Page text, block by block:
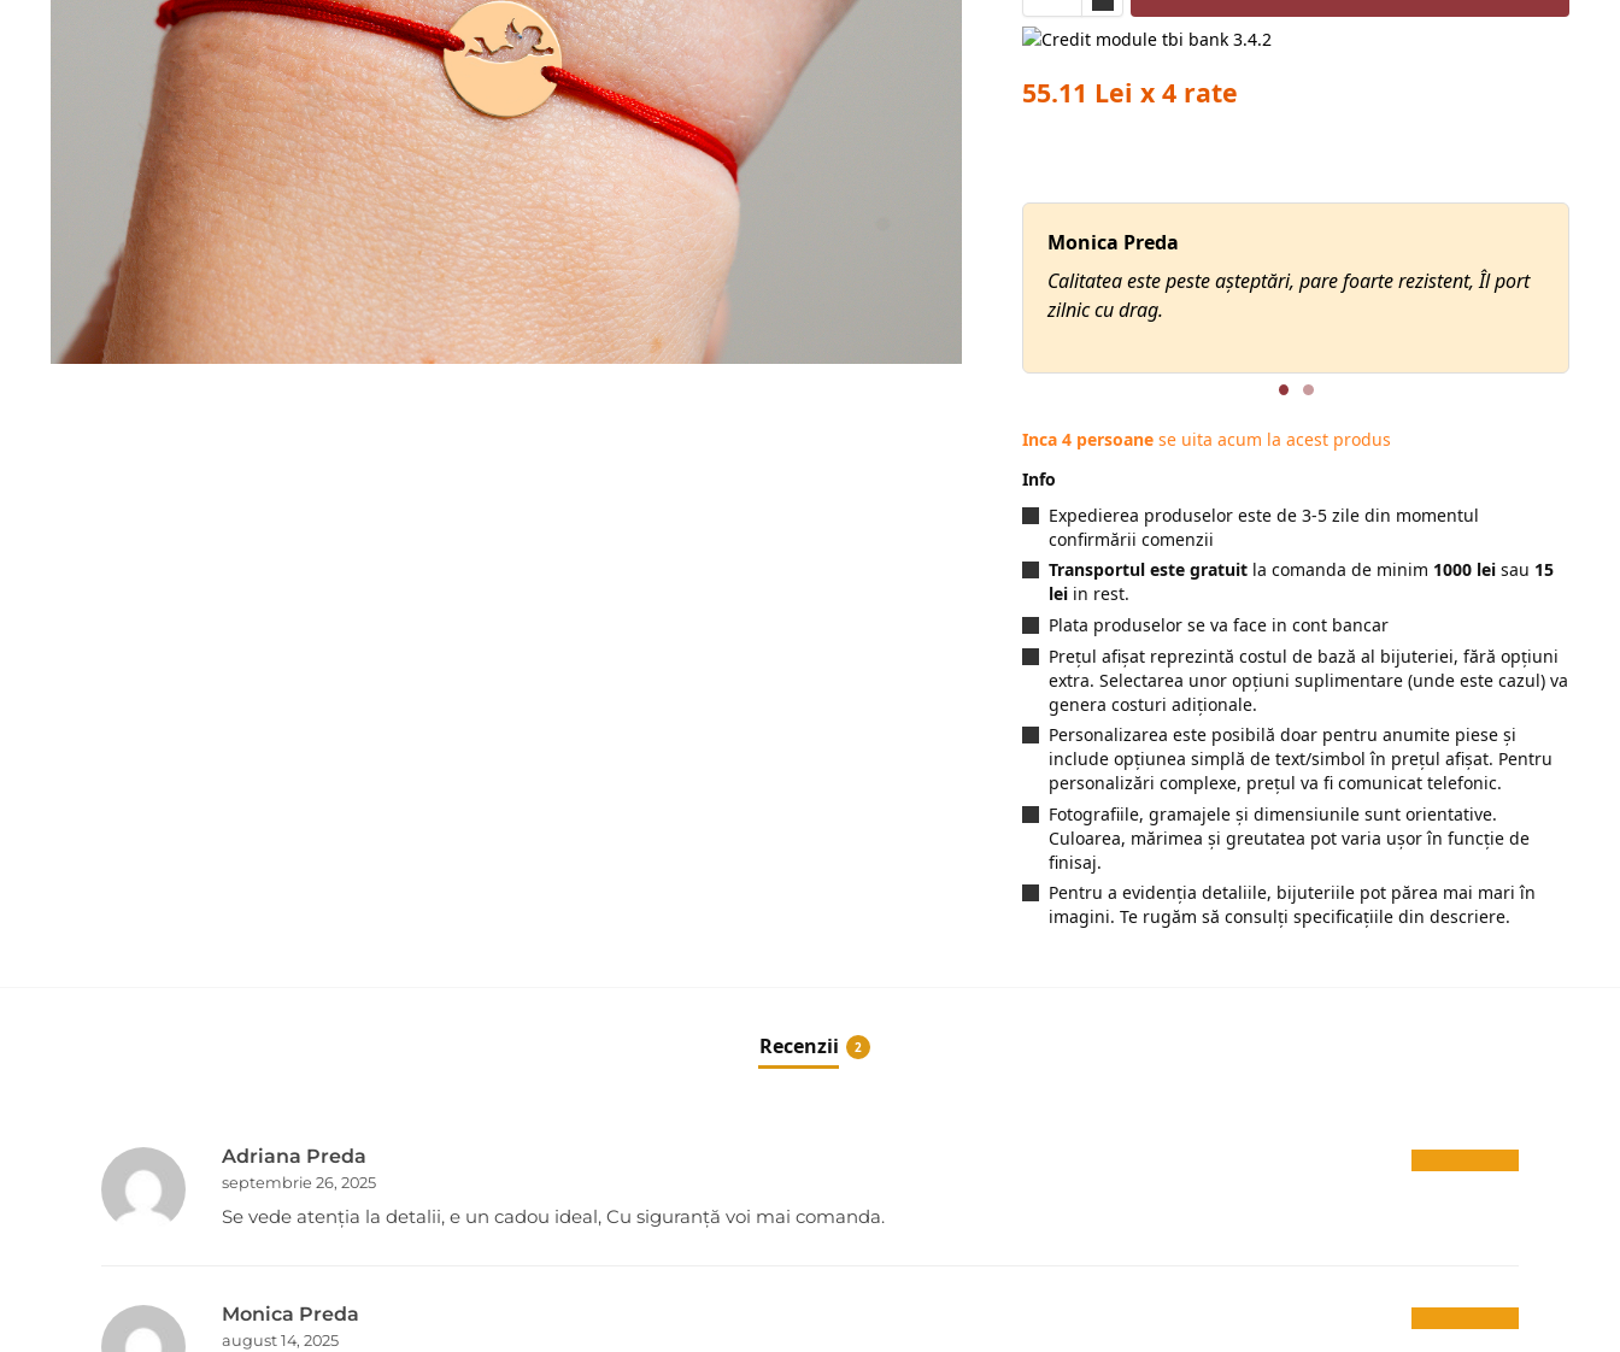
55.11 Lei x 4 rate
Monica Preda
Calitatea este peste așteptări, pare foarte rezistent, Îl port
zilnic cu drag.
Inca 4 persoane se uita acum la acest produs
Info
Expedierea produselor este de 3-5 zile din momentul
confirmării comenzii
Transportul este gratuit la comanda de minim 1000 lei sau 15
lei in rest.
Plata produselor se va face in cont bancar
Prețul afișat reprezintă costul de bază al bijuteriei, fără opțiuni
extra. Selectarea unor opțiuni suplimentare (unde este cazul) va
genera costuri adiționale.
Personalizarea este posibilă doar pentru anumite piese și
include opțiunea simplă de text/simbol în prețul afișat. Pentru
personalizări complexe, prețul va fi comunicat telefonic.
Fotografiile, gramajele și dimensiunile sunt orientative.
Culoarea, mărimea și greutatea pot varia ușor în funcție de
finisaj.
Pentru a evidenția detaliile, bijuteriile pot părea mai mari în
imagini. Te rugăm să consulți specificațiile din descriere.
Recenzii 2
Adriana Preda
septembrie 26, 2025
Se vede atenția la detalii, e un cadou ideal, Cu siguranță voi mai comanda.
Monica Preda
august 14, 2025